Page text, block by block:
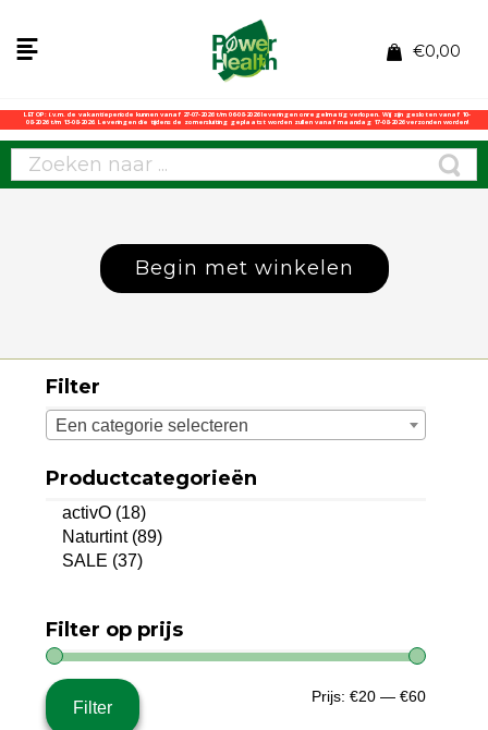
€0,00
LET OP: i.v.m. de vakantieperiode kunnen vanaf 27-07-2026 t/m 06-08-2026 leveringen onregelmatig verlopen. Wij zijn gesloten vanaf 10-
08-2026 t/m 13-08-2026. Leveringen die tijdens de zomersluiting geplaatst worden zullen vanaf maandag 17-08-2026 verzonden worden!
Begin met winkelen
Filter
Een categorie selecteren
Productcategorieën
activO (18)
Naturtint (89)
SALE (37)
Filter op prijs
Min.
Max.
Filter
Prijs: €20 — €60